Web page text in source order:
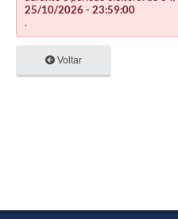
25/10/2026 - 23:59:00
.
Voltar